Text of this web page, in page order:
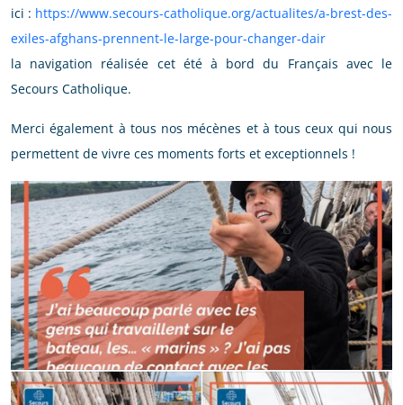
ici : https://www.secours-catholique.org/actualites/a-brest-des-
exiles-afghans-prennent-le-large-pour-changer-dair
la navigation réalisée cet été à bord du Français avec le
Secours Catholique.
Merci également à tous nos mécènes et à tous ceux qui nous
permettent de vivre ces moments forts et exceptionnels !